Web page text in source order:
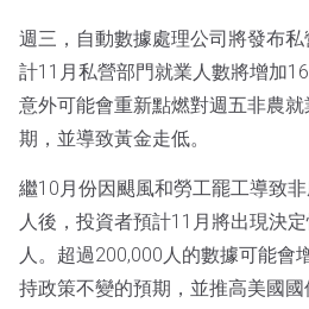
週三，自動數據處理公司將發布
計11月私營部門就業人數將增加
意外可能會重新點燃對週五非農
期，並導致黃金走低。
繼10月份因颶風和勞工罷工導致
人後，投資者預計11月將出現決
人。超過200,000人的數據可能會
持政策不變的預期，並推高美國